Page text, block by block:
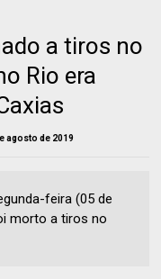
a tiros no
Rio era
agosto de 2019
feira (05 de
morto a tiros no